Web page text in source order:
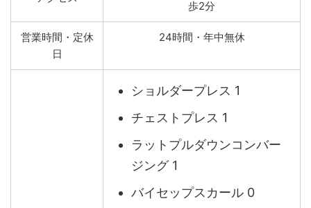
歩2分
営業時間・定休
日
24時間・年中無休
ショルダープレス 1
チェストプレス 1
ラットプルダウンコンバー
ジング 1
バイセップスカール 0